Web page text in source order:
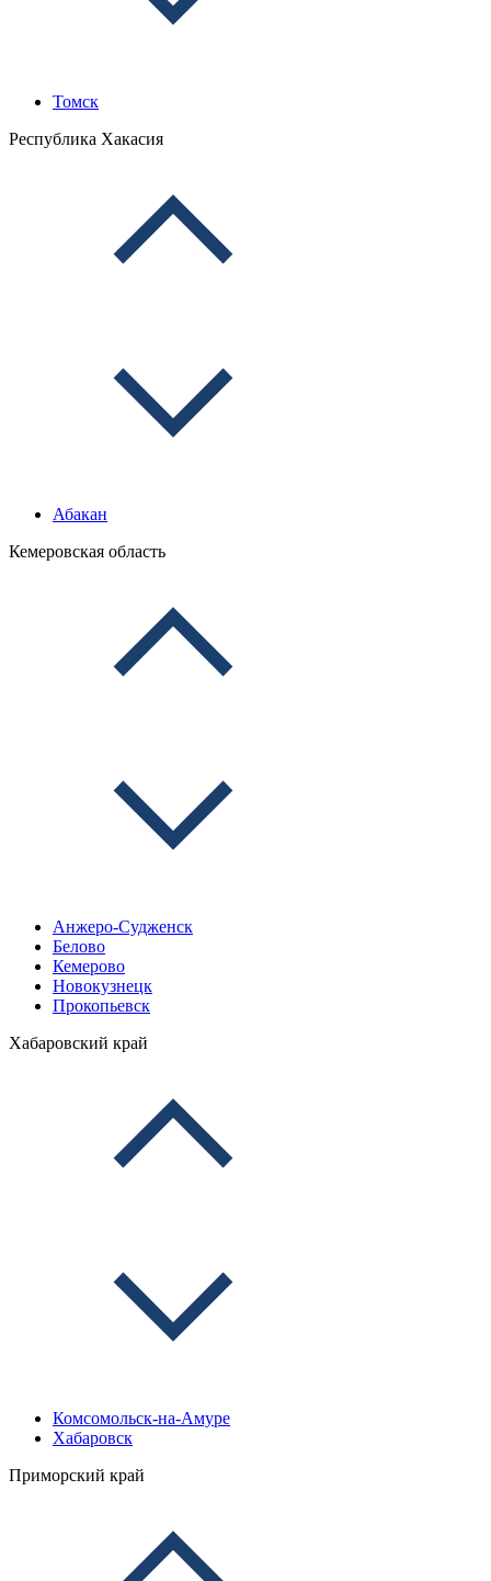
Томск
Республика Хакасия
Абакан
Кемеровская область
Анжеро-Судженск
Белово
Кемерово
Новокузнецк
Прокопьевск
Хабаровский край
Комсомольск-на-Амуре
Хабаровск
Приморский край